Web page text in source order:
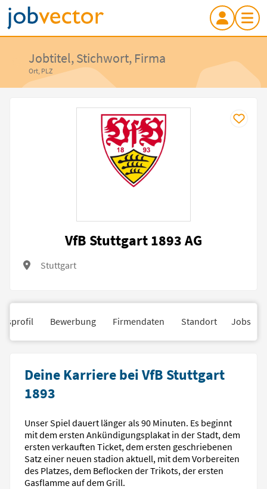
Jobtitel, Stichwort, Firma
Ort, PLZ
VfB Stuttgart 1893 AG
Stuttgart
Bewerbung Firmendaten Standort Jobs
Deine Karriere bei VfB Stuttgart
1893
Unser Spiel dauert länger als 90 Minuten. Es beginnt
mit dem ersten Ankündigungsplakat in der Stadt, dem
ersten verkauften Ticket, dem ersten geschriebenen
Satz einer neuen stadion aktuell, mit dem Vorbereiten
des Platzes, dem Beflocken der Trikots, der ersten
Gasflamme auf dem Grill.